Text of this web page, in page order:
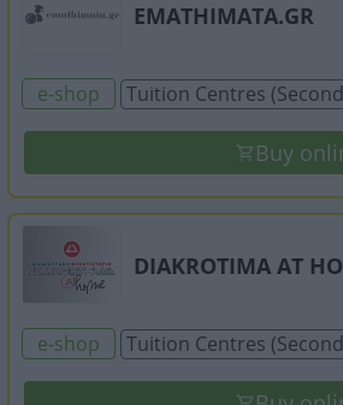
EMATHIMATA.GR
e-shop Tuition Centres
Buy
DIAKROTIMA AT
e-shop Tuition Centres